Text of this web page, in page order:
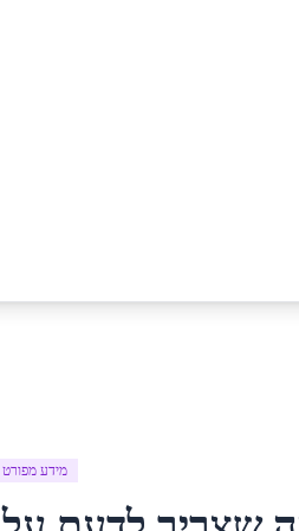
מידע מפורט